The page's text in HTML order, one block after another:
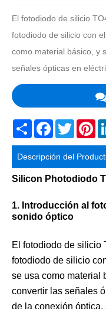
El fotodiodo de silicio
fotodiodo de silicio con
como material básico, y
señales ópticas en
Share Facebook
Twitter
Descripción del
Silicon Photodiodo
1. Introducción al
sonido óptico
El fotodiodo de silicio
fotodiodo de silicio
se usa como material
convertir las señales
de la conexión